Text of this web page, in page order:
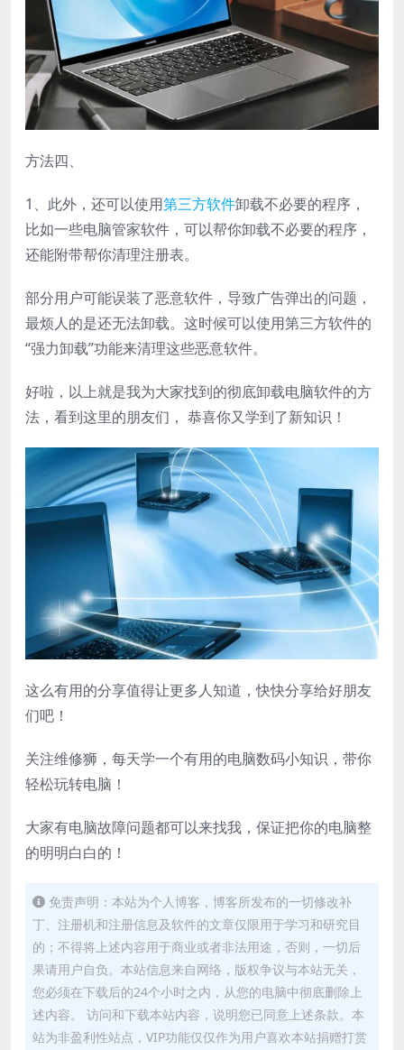
方法四、
1、此外，还可以使用第三方软件卸载不必要的程序，
比如一些电脑管家软件，可以帮你卸载不必要的程序，
还能附带帮你清理注册表。
部分用户可能误装了恶意软件，导致广告弹出的问题，
最烦人的是还无法卸载。这时候可以使用第三方软件的
“强力卸载”功能来清理这些恶意软件。
好啦，以上就是我为大家找到的彻底卸载电脑软件的方
法，看到这里的朋友们， 恭喜你又学到了新知识！
这么有用的分享值得让更多人知道，快快分享给好朋友
们吧！
关注维修狮，每天学一个有用的电脑数码小知识，带你
轻松玩转电脑！
大家有电脑故障问题都可以来找我，保证把你的电脑整
的明明白白的！
免责声明：本站为个人博客，博客所发布的一切修改补
丁、注册机和注册信息及软件的文章仅限用于学习和研究目
的；不得将上述内容用于商业或者非法用途，否则，一切后
果请用户自负。本站信息来自网络，版权争议与本站无关，
您必须在下载后的24个小时之内，从您的电脑中彻底删除上
述内容。 访问和下载本站内容，说明您已同意上述条款。本
站为非盈利性站点，VIP功能仅仅作为用户喜欢本站捐赠打赏